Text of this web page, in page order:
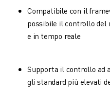
AEROSPAZIALE
AUTOMOTIVE
VEICOLI ELETTRICI
MEDICALE
PLASTICA
Compatibile con il
possibile il controllo del
e in tempo reale
Supporta il controllo ad
gli standard più elevati